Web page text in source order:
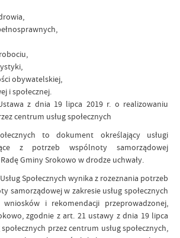
obywatelskiej,
i społecznej.
z dnia 19 lipca 2019 r. o realizowaniu
centrum usług społecznych
to dokument określający usługi
z potrzeb wspólnoty samorządowej
Gminy Srokowo w drodze uchwały.
Społecznych wynika z rozeznania potrzeb
samorządowej w zakresie usług społecznych
i rekomendacji przeprowadzonej,
zgodnie z art. 21 ustawy z dnia 19 lipca
przez centrum usług społecznych,